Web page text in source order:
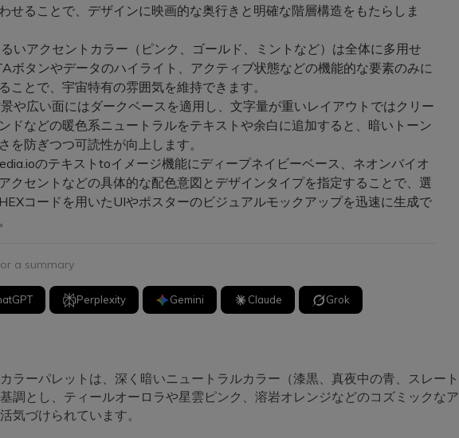
せることで、デザインに映画的な奥行きと明確な階層構造をもたらしま
いアクセントカラー（ピンク、ゴールド、ミントなど）は全体に多用せ
ボタンやデータのハイライト、アクティブ状態などの機能的な要素のみに
ことで、宇宙特有の雰囲気を維持できます。
や広い面にはダークベースを適用し、文字量が重いレイアウトではクリー
ドなどの暖色系ニュートラルをテキストや余白に追加すると、暗いトーン
を防ぎつつ可読性が向上します。
のテキストtoイメージ機能にディープネイビーベース、ネオンバイオ
クセントなどの具体的な配色意図とデザインタイプを指定することで、選
コードを用いたUIやポスターのビジュアルモックアップを迅速に生成で
a summary
Perplexity Gemini Claude Grok
ラーパレットは、深く暗いニュートラルカラー（漆黒、真夜中の青、スレート
調とし、ティールオーロラや星雲ピンク、溶岩オレンジなどのコズミックなア
気づけられています。